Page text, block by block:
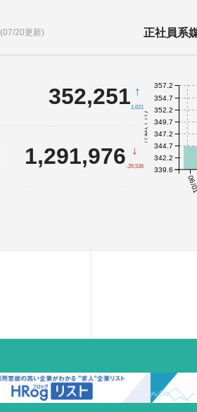
(07/20更新)
352,251 ↑
1,621
1,291,976 ↓
-26,536
正社員系
06/01
件数(千件)
339.6
342.2
344.7
347.2
349.7
352.2
354.7
357.2